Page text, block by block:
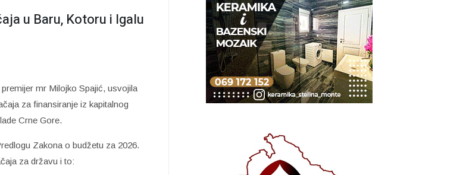
u Baru, Kotoru i Igalu
mr Milojko Spajić, usvojila
za finansiranje iz kapitalnog
Crne Gore.
Zakona o budžetu za 2026.
za državu i to: